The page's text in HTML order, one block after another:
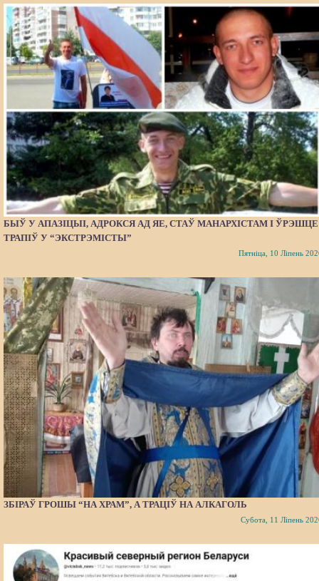
БЫЎ У АПАЗІЦЫІ, АДРОКСЯ АД ЯЕ, СТАЎ МАНАРХІСТАМ І ЎРЭШЦЕ
ТРАПІЎ У “ЭКСТРЭМІСТЫ”
Пятніца, 10 Ліпень
ЗБІРАЎ ГРОШЫ “НА ХРАМ”, А ТРАЦІЎ НА АЛКАГОЛЬ
Субота, 11 Ліпень